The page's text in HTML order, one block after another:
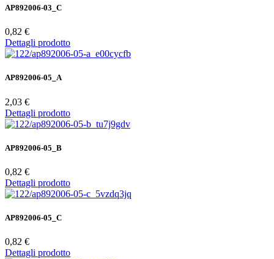
AP892006-03_C
0,82 €
Dettagli prodotto
AP892006-05_A
2,03 €
Dettagli prodotto
AP892006-05_B
0,82 €
Dettagli prodotto
AP892006-05_C
0,82 €
Dettagli prodotto